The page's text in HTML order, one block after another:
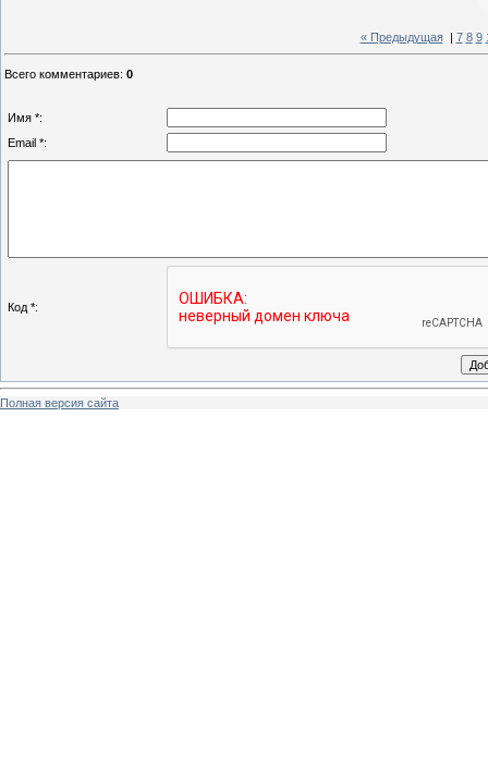
« Предыдущая| 7 8 9
Всего комментариев: 0
Имя *:
Email *:
Код *:
Полная версия сайта